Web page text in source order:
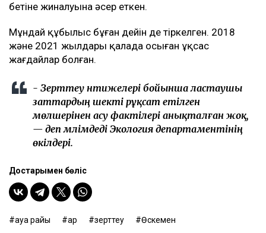
бетіне жиналуына әсер еткен.
Мұндай құбылыс бұған дейін де тіркелген. 2018
және 2021 жылдары қалада осыған ұқсас
жағдайлар болған.
- Зерттеу нәтижелері бойынша ластаушы
заттардың шекті рұқсат етілген
мөлшерінен асу фактілері анықталған жоқ,
— деп мәлімдеді Экология департаментінің
өкілдері.
Достарыңмен бөліс
ауа райы қар зерттеу Өскемен